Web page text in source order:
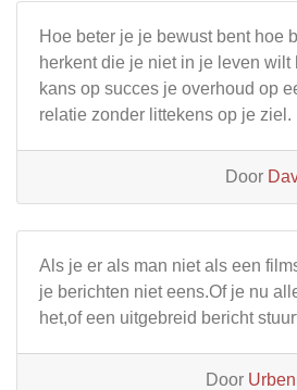
Hoe beter je je bewust bent hoe
herkent die je niet in je leven wilt
kans op succes je overhoud op
relatie zonder littekens op je ziel.
Door
Als je er als man niet als een
je berichten niet eens.Of je nu
het,of een uitgebreid bericht
Door